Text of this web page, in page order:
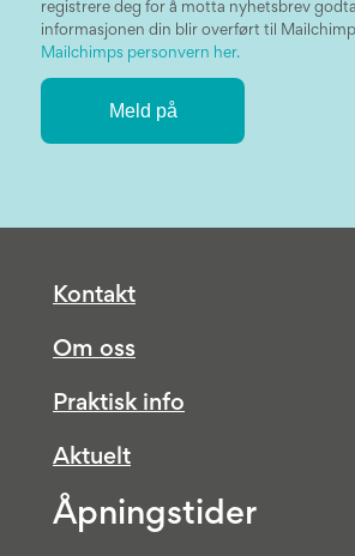
registrere deg for å motta nyhetsbrev
informasjonen din blir overført til
Mailchimps personvern her.
Kontakt
Om oss
Praktisk info
Aktuelt
Åpningstider